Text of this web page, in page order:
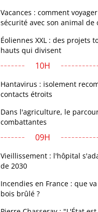
Vacances : comment
sécurité avec son animal de
Éoliennes XXL : des projets
hauts qui divisent
10H
Hantavirus : isolement
contacts étroits
Dans l'agriculture, le
combattantes
09H
Vieillissement : l'hôpital
de 2030
Incendies en France : que
bois brûlé ?